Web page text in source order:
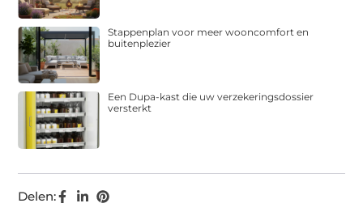
Delen:
Stappenplan voor meer wooncomfort en
buitenplezier
Een Dupa-kast die uw verzekeringsdossier
versterkt